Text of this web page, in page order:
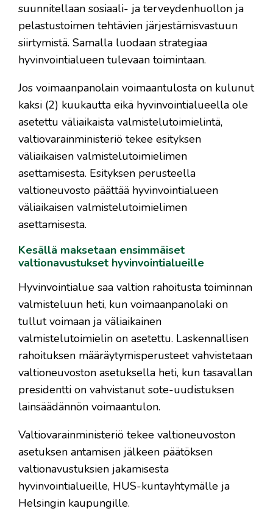
suunnitellaan sosiaali- ja terveydenhuollon ja
pelastustoimen tehtävien järjestämisvastuun
siirtymistä. Samalla luodaan strategiaa
hyvinvointialueen tulevaan toimintaan.
Jos voimaanpanolain voimaantulosta on kulunut
kaksi (2) kuukautta eikä hyvinvointialueella ole
asetettu väliaikaista valmistelutoimielintä,
valtiovarainministeriö tekee esityksen
väliaikaisen valmistelutoimielimen
asettamisesta. Esityksen perusteella
valtioneuvosto päättää hyvinvointialueen
väliaikaisen valmistelutoimielimen
asettamisesta.
Kesällä maksetaan ensimmäiset
valtionavustukset hyvinvointialueille
Hyvinvointialue saa valtion rahoitusta toiminnan
valmisteluun heti, kun voimaanpanolaki on
tullut voimaan ja väliaikainen
valmistelutoimielin on asetettu. Laskennallisen
rahoituksen määräytymisperusteet vahvistetaan
valtioneuvoston asetuksella heti, kun tasavallan
presidentti on vahvistanut sote-uudistuksen
lainsäädännön voimaantulon.
Valtiovarainministeriö tekee valtioneuvoston
asetuksen antamisen jälkeen päätöksen
valtionavustuksien jakamisesta
hyvinvointialueille, HUS-kuntayhtymälle ja
Helsingin kaupungille.